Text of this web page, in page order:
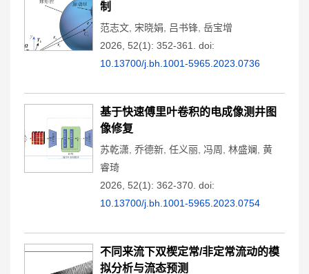
制
范志文 宋晓娟 吕书锋 岳宝增
2026, 52(1): 352-361.
doi:
10.13700/j.bh.1001-5965.2023.0736
基于快速傅里叶卷积的电成像测井图
像修复
苏乾潇 乔德新 任义丽 冯周 林盛斓 黄
睿琦
2026, 52(1): 362-370. doi:
10.13700/j.bh.1001-5965.2023.0754
不同来流下双楔定常/非定常流动的模
拟分析与流态预测